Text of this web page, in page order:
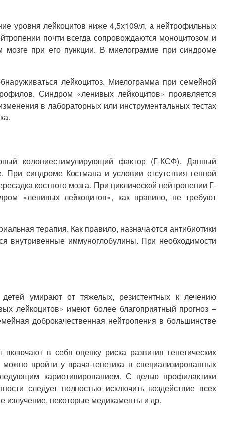
уровня лейкоцитов ниже 4,5х109/л, а нейтрофильных
почти всегда сопровождаются моноцитозом и
при его пункции. В миелограмме при синдроме
лейкоцитоз. Миелограмма при семейной
Синдром «ленивых лейкоцитов» проявляется
в лабораторных или инструментальных тестах
колониестимулирующий фактор (Г-КСФ). Данный
синдроме Костмана и условии отсутствия генной
костного мозга. При циклической нейтропении Г-
«ленивых лейкоцитов», как правило, не требуют
терапия. Как правило, назначаются антибиотики
внутривенные иммуноглобулины. При необходимости
умирают от тяжелых, резистентных к лечению
лейкоцитов» имеют более благоприятный прогноз –
доброкачественная нейтропения в большинстве
в себя оценку риска развития генетических
пройти у врача-генетика в специализированных
кариотипированием. С целью профилактики
следует полностью исключить воздействие всех
излучение, некоторые медикаменты и др.